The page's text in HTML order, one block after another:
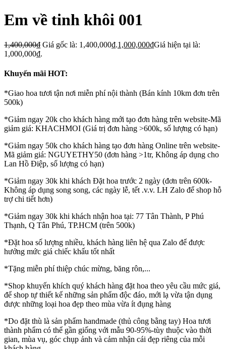
Em về tinh khôi 001
1,400,000₫ Giá gốc là: 1,400,000₫.1,000,000₫Giá hiện tại là:
1,000,000₫.
Khuyến mãi HOT:
*Giao hoa tươi tận nơi miễn phí nội thành (Bán kính 10km đơn trên
500k)
*Giảm ngay 20k cho khách hàng mới tạo đơn hàng trên website-Mã
giảm giá: KHACHMOI (Giá trị đơn hàng >600k, số lượng có hạn)
*Giảm ngay 50k cho khách hàng tạo đơn hàng Online trên website-
Mã giảm giá: NGUYETHY50 (đơn hàng >1tr, Không áp dụng cho
Lan Hồ Điệp, số lượng có hạn)
*Giảm ngay 30k khi khách Đặt hoa trước 2 ngày (đơn trên 600k-
Không áp dụng song song, các ngày lễ, tết .v.v. LH Zalo để shop hỗ
trợ chi tiết hơn)
*Giảm ngay 30k khi khách nhận hoa tại: 77 Tân Thành, P Phú
Thạnh, Q Tân Phú, TP.HCM (trên 500k)
*Đặt hoa số lượng nhiều, khách hàng liên hệ qua Zalo để được
hưởng mức giá chiếc khấu tốt nhất
*Tặng miễn phí thiệp chúc mừng, băng rôn,...
*Shop khuyến khích quý khách hàng đặt hoa theo yêu cầu mức giá,
để shop tự thiết kế những sản phẩm độc đáo, mới lạ vừa tận dụng
được những loại hoa đẹp theo mùa vừa ít đụng hàng
*Do đặt thù là sản phẩm handmade (thủ công bằng tay) Hoa tươi
thành phẩm có thể gần giống với mẫu 90-95%-tùy thuộc vào thời
gian, mùa vụ, góc chụp ảnh và cảm nhận cái đẹp riêng của mỗi